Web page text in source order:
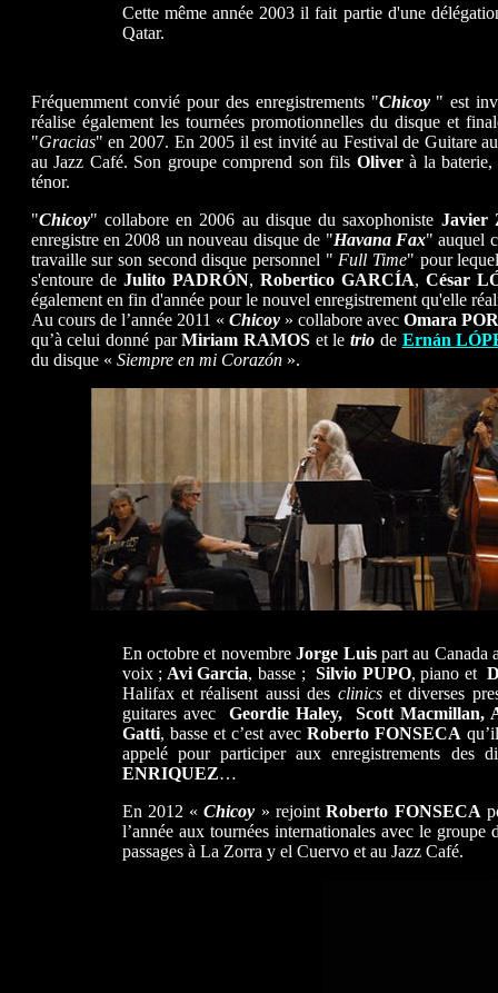
Cette même année 2003 il fait partie d'une
Qatar.
Fréquemment convié pour des enregistrements "Chicoy" est
réalise également les tournées promotionnelles du disque et
"Gracias" en 2007. En 2005 il est invité au Festival de Guitare
au Jazz Café. Son groupe comprend son fils Oliverà la baterie,
ténor.
"Chicoy" collabore en 2006 au disque du saxophoniste Javier
enregistre en 2008 un nouveau disque de "Havana Fax" auquel
travaille sur son second disque personnel " Full Time" pour
s'entoure de Julito PADRÓN, Robertico GARCÍA, César
également en fin d'année pour le nouvel enregistrement qu'elle
Au cours de l’année 2011 « Chicoy » collabore avecOmara
qu’à celui donné parMiriam RAMOS et letrio de Ernán
du disque « Siempre en mi Corazón».
En octobre et novembreJorge Luispart au Canada
voix ; Avi Garcia, basse ;Silvio PUPO, piano et
Halifax et réalisent aussi des clinicset diverses
guitares avec Geordie Haley, Scott Macmillan,
Gatti, basse et c’est avec Roberto FONSECA
appelé pour participer aux enregistrements des
ENRIQUEZ…
En 2012 «Chicoy » rejointRoberto FONSECA
l’année aux tournées internationales avec le
passages à La Zorra y el Cuervo et au Jazz Café.